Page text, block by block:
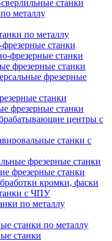
станки
металлу
по металлу
станки
фрезерные станки
фрезерные станки
фрезерные
станки
фрезерные станки
центры с
станки с
фрезерные станки
фрезерные станки
кромки, фаски
с ЧПУ
по металлу
станки по металлу
станки